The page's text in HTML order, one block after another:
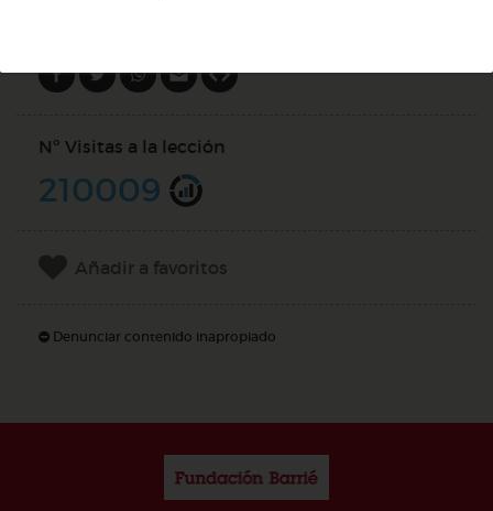
Nº Visitas a la lección
210009
Añadir a favoritos
Denunciar contenido inapropiado